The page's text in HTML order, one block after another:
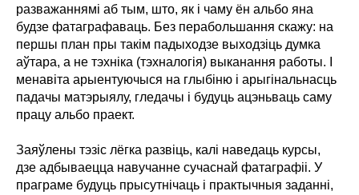
разважаннямі аб тым, што, як і чаму ён альбо яна
будзе фатаграфаваць. Без перабольшання скажу: на
першы план пры такім падыходзе выходзіць думка
аўтара, а не тэхніка (тэхналогія) выканання работы. І
менавіта арыентуючыся на глыбіню і арыгінальнасць
падачы матэрыялу, гледачы і будуць ацэньваць саму
працу альбо праект.
Заяўлены тэзіс лёгка развіць, калі наведаць курсы,
дзе адбываецца навучанне сучаснай фатаграфіі. У
праграме будуць прысутнічаць і практычныя заданні,